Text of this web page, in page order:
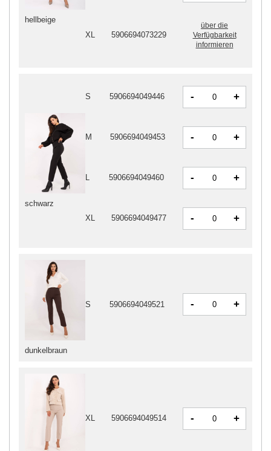
schwarz
S 5906694049446 - +
M 5906694049453 - +
L 5906694049460 - +
XL 5906694049477 - +
dunkelbraun
S 5906694049521 - +
XL 5906694049514 - +
hellbeige
XL 5906694073229
über die
Verfügbarkeit
informieren